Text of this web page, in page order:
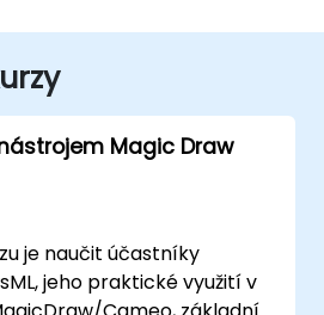
Magic Draw
je naučit účastníky
jeho praktické využití v